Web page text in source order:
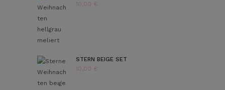
10,00 €
STERN BEIGE SET
10,00 €